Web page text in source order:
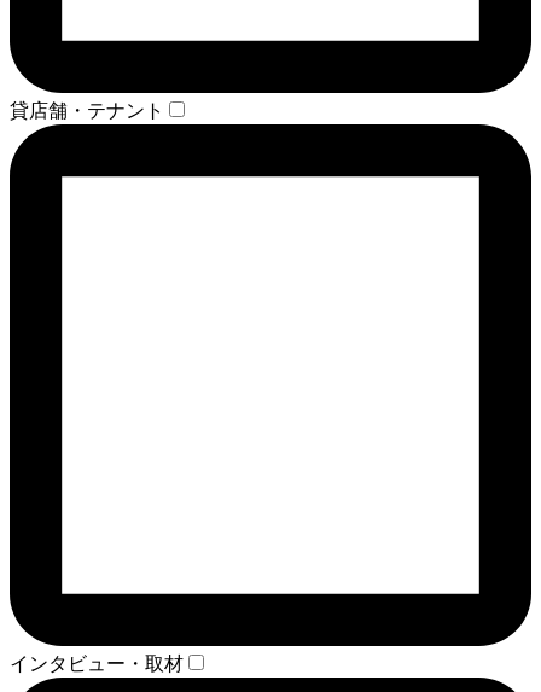
貸店舗・テナント
インタビュー・取材